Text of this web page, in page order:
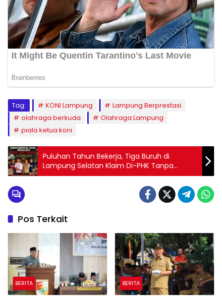
Tag: KONI Lampung
Lampung Berprestasi
olahraga berkuda
Olahraga Lampung
piala ketua koni
Puluhan Tahun Bekerja, Tiga Buruh di
Lampung Selatan Klaim Di-PHK Tanpa
Pesangon
Pos Terkait
BERITA BERITA